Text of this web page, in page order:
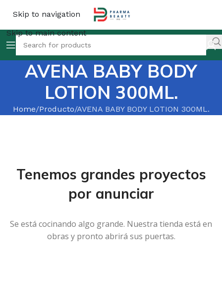
Skip to navigation
Skip to main content
AVENA BABY BODY
LOTION 300ML.
Home Producto AVENA BABY BODY LOTION 300ML.
Tenemos grandes proyectos
por anunciar
Se está cocinando algo grande. Nuestra tienda está en
obras y pronto abrirá sus puertas.